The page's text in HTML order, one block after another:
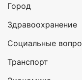
Город
Здравоохранение
Социальные
Транспорт